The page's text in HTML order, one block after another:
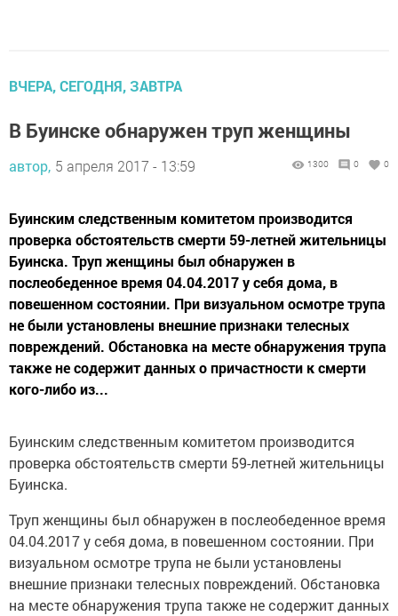
ВЧЕРА, СЕГОДНЯ, ЗАВТРА
В Буинске обнаружен труп женщины
автор, 5 апреля 2017 - 13:59 1300 0 0
Буинским следственным комитетом производится
проверка обстоятельств смерти 59-летней жительницы
Буинска. Труп женщины был обнаружен в
послеобеденное время 04.04.2017 у себя дома, в
повешенном состоянии. При визуальном осмотре трупа
не были установлены внешние признаки телесных
повреждений. Обстановка на месте обнаружения трупа
также не содержит данных о причастности к смерти
кого-либо из...
Буинским следственным комитетом производится
проверка обстоятельств смерти 59-летней жительницы
Буинска.
Труп женщины был обнаружен в послеобеденное время
04.04.2017 у себя дома, в повешенном состоянии. При
визуальном осмотре трупа не были установлены
внешние признаки телесных повреждений. Обстановка
на месте обнаружения трупа также не содержит данных